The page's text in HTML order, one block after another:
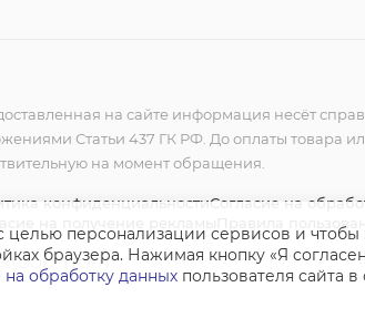
на сайте информация несёт
Статьи 437 ГК РФ. До оплаты товара
на момент обращения.
конфиденциальностиСогласие на
Правила
© ООО "ГРЭНТ"
целью персонализации сервисов и
браузера. Нажимая кнопку «Я
обработку данныхпользователя сайта в